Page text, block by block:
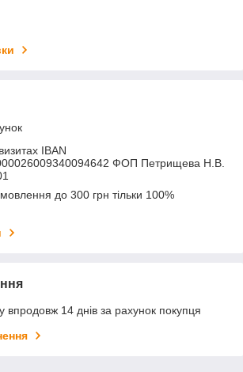
IBAN
ФОП Петрищева Н.В.
до 300 грн тільки 100%
впродовж 14 днів за рахунок покупця